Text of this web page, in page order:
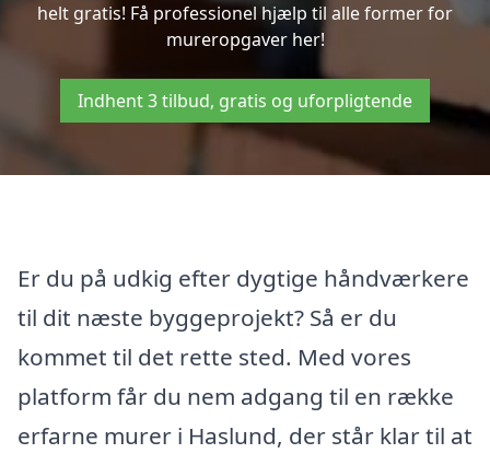
helt gratis! Få professionel hjælp til alle former for
mureropgaver her!
Indhent 3 tilbud, gratis og uforpligtende
Er du på udkig efter dygtige håndværkere
til dit næste byggeprojekt? Så er du
kommet til det rette sted. Med vores
platform får du nem adgang til en række
erfarne murer i Haslund, der står klar til at